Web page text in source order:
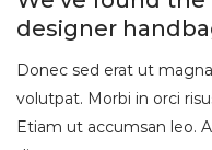
designer
Donec sed erat ut
volutpat. Morbi in orci
Etiam ut accumsan leo.